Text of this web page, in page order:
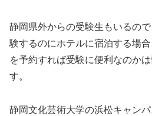
静岡県外からの受験生もいるの
験するのにホテルに宿泊する場
を予約すれば受験に便利なのか
す。
静岡文化芸術大学の浜松キャン